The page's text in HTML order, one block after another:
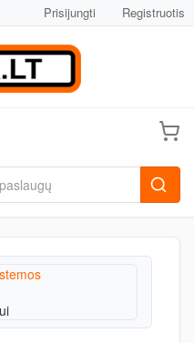
Prisijungti Registruotis